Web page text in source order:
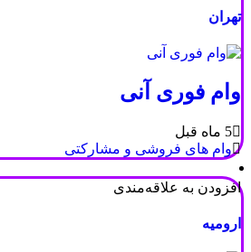
تهران
وام فوری آنی
5 ماه قبل
وام های فروشی و مشارکتی
افزودن به علاقه‌مندی
ارومیه